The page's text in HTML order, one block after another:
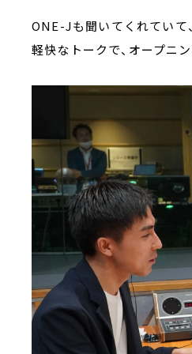
ONE-Jも聞いてくれていて
軽快なトークで、オープニ